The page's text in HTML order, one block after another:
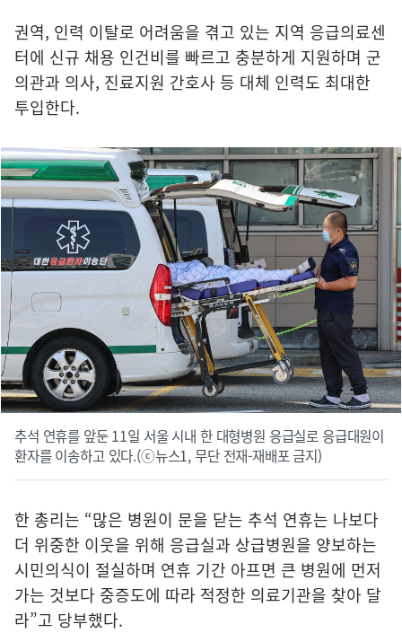
권역, 인력 이탈로 어려움을 겪고 있는 지역 응급의료센
터에 신규 채용 인건비를 빠르고 충분하게 지원하며 군
의관과 의사, 진료지원 간호사 등 대체 인력도 최대한
투입한다.
추석 연휴를 앞둔 11일 서울 시내 한 대형병원 응급실로 응급대원이
환자를 이송하고 있다.(ⓒ뉴스1, 무단 전재-재배포 금지)
한 총리는 “많은 병원이 문을 닫는 추석 연휴는 나보다
더 위중한 이웃을 위해 응급실과 상급병원을 양보하는
시민의식이 절실하며 연휴 기간 아프면 큰 병원에 먼저
가는 것보다 중증도에 따라 적정한 의료기관을 찾아 달
라”고 당부했다.